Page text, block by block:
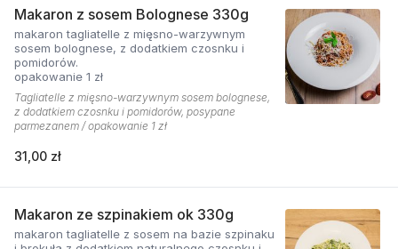
Makaron z sosem Bolognese 330g
makaron tagliatelle z mięsno-warzywnym
sosem bolognese, z dodatkiem czosnku i
pomidorów.
opakowanie 1 zł
Tagliatelle z mięsno-warzywnym sosem bolognese,
z dodatkiem czosnku i pomidorów, posypane
parmezanem / opakowanie 1 zł
31,00 zł
Makaron ze szpinakiem ok 330g
makaron tagliatelle z sosem na bazie szpinaku